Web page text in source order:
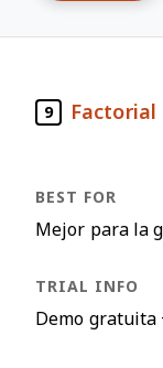
9 Factorial
Mejor para la
Demo